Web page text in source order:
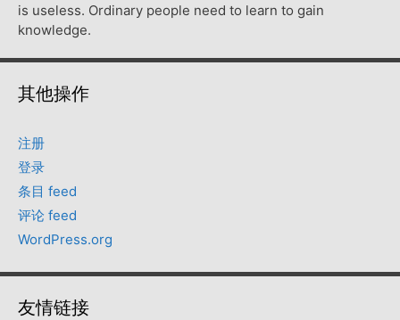
is useless. Ordinary people need to learn to gain
knowledge.
其他操作
注册
登录
条目 feed
评论 feed
WordPress.org
友情链接